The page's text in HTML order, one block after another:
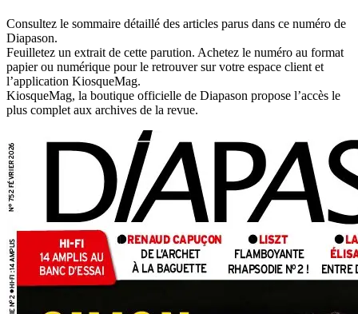
Consultez le sommaire détaillé des articles parus dans ce numéro de
Diapason.
Feuilletez un extrait de cette parution. Achetez le numéro au format
papier ou numérique pour le retrouver sur votre espace client et
l’application KiosqueMag.
KiosqueMag, la boutique officielle de Diapason propose l’accès le
plus complet aux archives de la revue.